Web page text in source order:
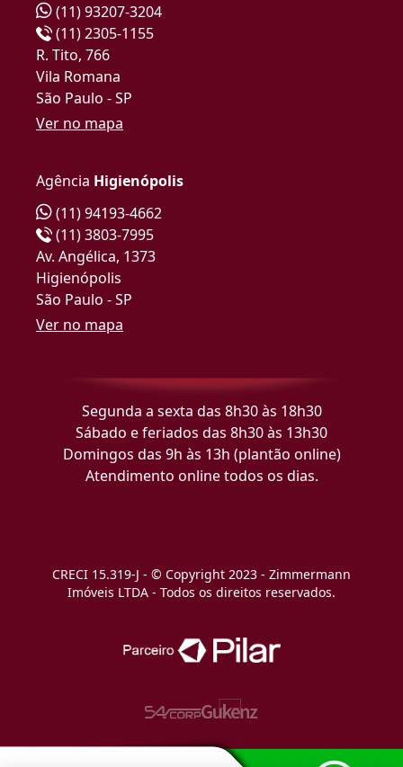
(11) 93207-3204
(11) 2305-1155
R. Tito, 766
Vila Romana
São Paulo - SP
Ver no mapa
Agência Higienópolis
(11) 94193-4662
(11) 3803-7995
Av. Angélica, 1373
Higienópolis
São Paulo - SP
Ver no mapa
Segunda a sexta das 8h30 às 18h30
Sábado e feriados das 8h30 às 13h30
Domingos das 9h às 13h (plantão online)
Atendimento online todos os dias.
CRECI 15.319-J - © Copyright 2023 - Zimmermann
Imóveis LTDA - Todos os direitos reservados.